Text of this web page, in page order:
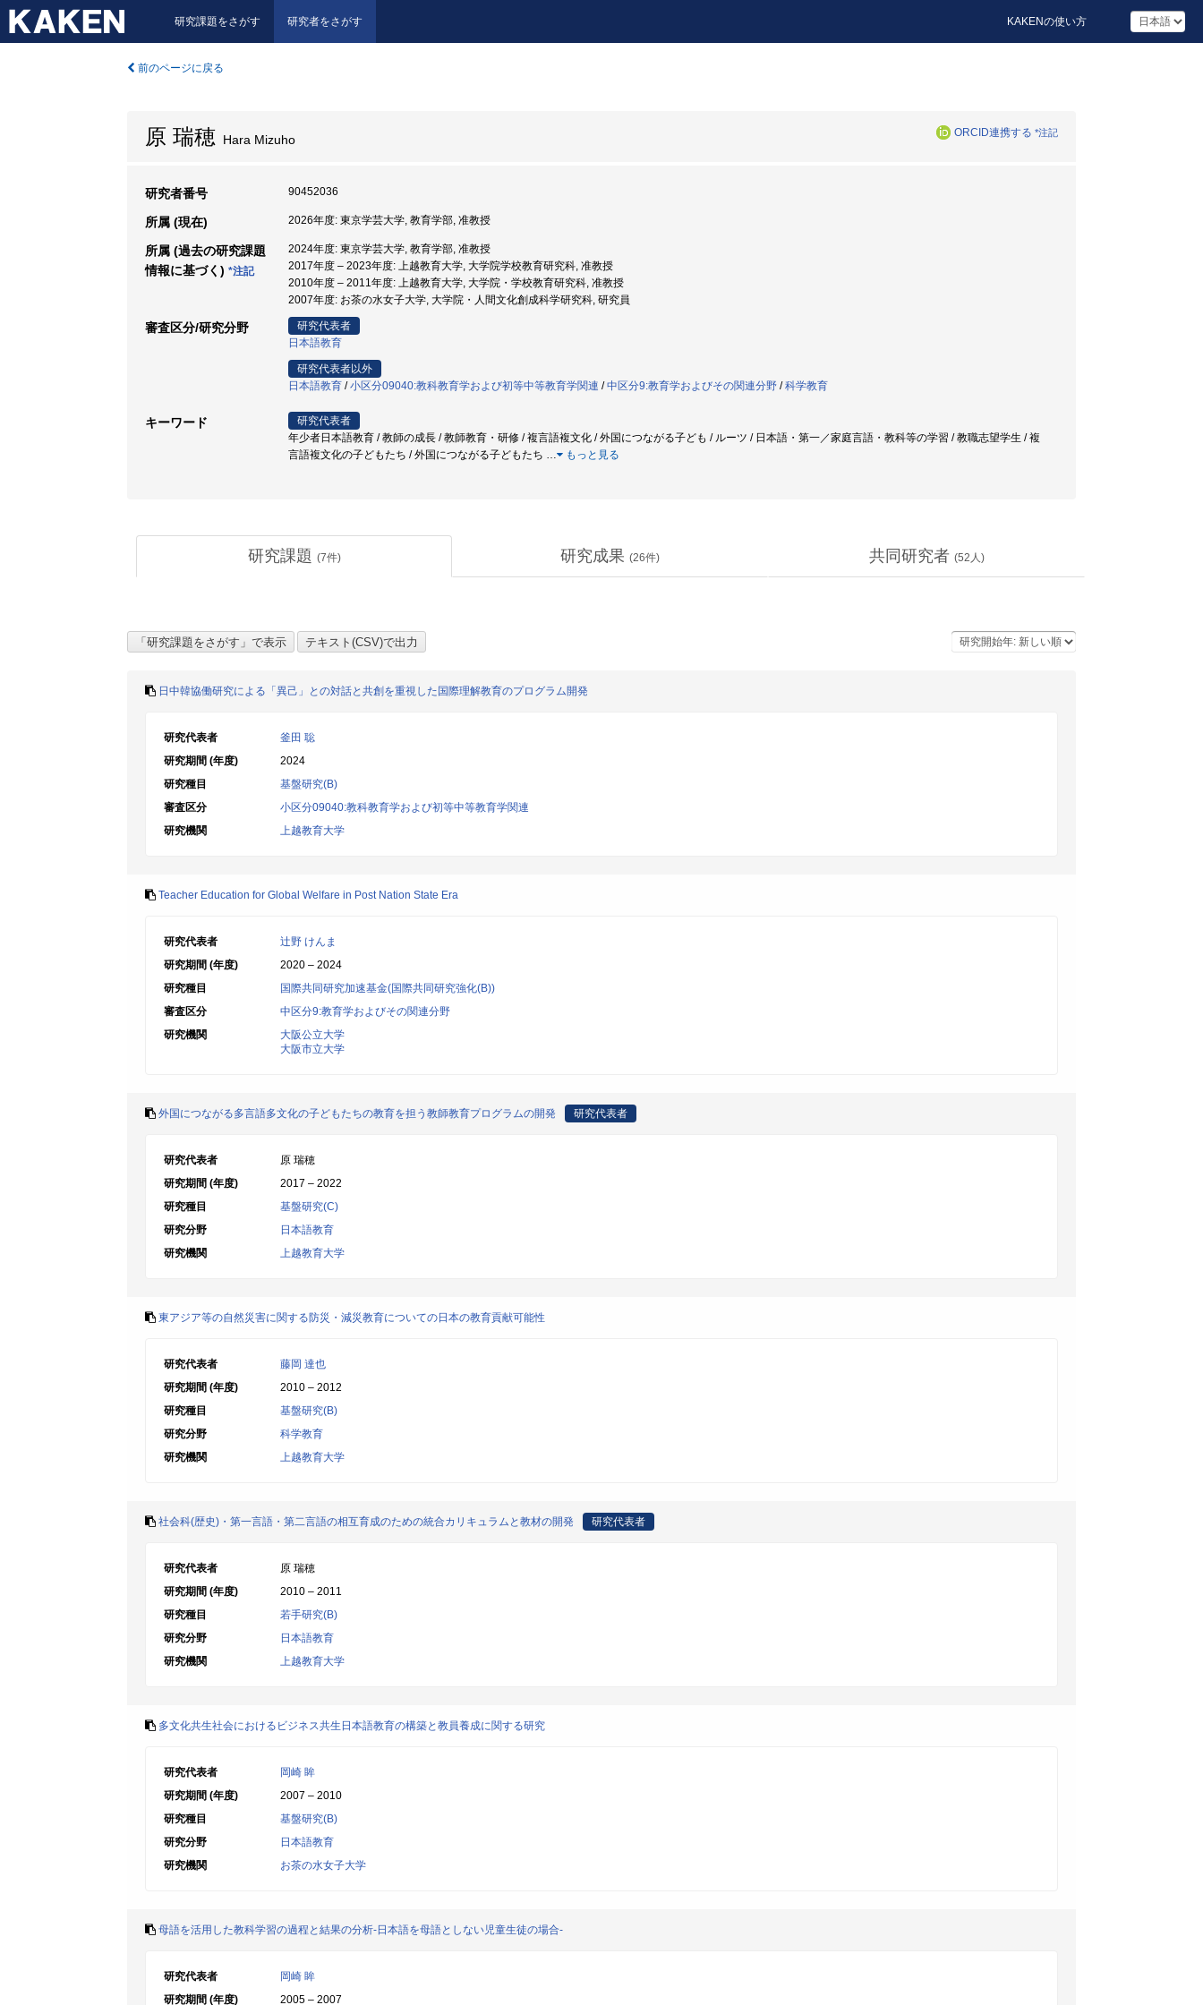
研究課題をさがす 研究者をさがす KAKENの使い方
前のページに戻る
原 瑞穂 Hara Mizuho ORCID連携する *注記
研究者番号 90452036
所属 (現在) 2026年度: 東京学芸大学, 教育学部, 准教授
所属 (過去の研究課題
情報に基づく) *注記
2024年度: 東京学芸大学, 教育学部, 准教授
2017年度 – 2023年度: 上越教育大学, 大学院学校教育研究科, 准教授
2010年度 – 2011年度: 上越教育大学, 大学院・学校教育研究科, 准教授
2007年度: お茶の水女子大学, 大学院・人間文化創成科学研究科, 研究員
審査区分/研究分野
研究代表者
日本語教育
研究代表者以外
日本語教育 /小区分09040:教科教育学および初等中等教育学関連 /中区分9:教育学およびその関連分野 /科学教育
キーワード
研究代表者
年少者日本語教育 / 教師の成長 / 教師教育・研修 / 複言語複文化 / 外国につながる子ども / ルーツ / 日本語・第一／家庭言語・教科等の学習 / 教職志望学生 / 複
言語複文化の子どもたち / 外国につながる子どもたち … もっと見る
研究課題 (7件) 研究成果 (26件) 共同研究者 (52 人)
日中韓協働研究による「異己」との対話と共創を重視した国際理解教育のプログラム開発
研究代表者
釜田 聡
研究期間 (年度)
2024
研究種目
基盤研究(B)
審査区分
小区分09040:教科教育学および初等中等教育学関連
研究機関
上越教育大学
Teacher Education for Global Welfare in Post Nation State Era
研究代表者
辻野 けんま
研究期間 (年度)
2020 – 2024
研究種目
国際共同研究加速基金(国際共同研究強化(B))
審査区分
中区分9:教育学およびその関連分野
研究機関
大阪公立大学
大阪市立大学
外国につながる多言語多文化の子どもたちの教育を担う教師教育プログラムの開発 研究代表者
研究代表者
原 瑞穂
研究期間 (年度)
2017 – 2022
研究種目
基盤研究(C)
研究分野
日本語教育
研究機関
上越教育大学
東アジア等の自然災害に関する防災・減災教育についての日本の教育貢献可能性
研究代表者
藤岡 達也
研究期間 (年度)
2010 – 2012
研究種目
基盤研究(B)
研究分野
科学教育
研究機関
上越教育大学
社会科(歴史)・第一言語・第二言語の相互育成のための統合カリキュラムと教材の開発 研究代表者
研究代表者
原 瑞穂
研究期間 (年度)
2010 – 2011
研究種目
若手研究(B)
研究分野
日本語教育
研究機関
上越教育大学
多文化共生社会におけるビジネス共生日本語教育の構築と教員養成に関する研究
研究代表者
岡崎 眸
研究期間 (年度)
2007 – 2010
研究種目
基盤研究(B)
研究分野
日本語教育
研究機関
お茶の水女子大学
母語を活用した教科学習の過程と結果の分析-日本語を母語としない児童生徒の場合-
研究代表者
岡崎 眸
研究期間 (年度)
2005 – 2007